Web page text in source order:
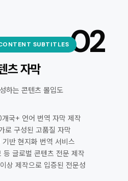
02
SUBTITLES
츠 자막
하는 콘텐츠 몰입도
국+ 언어 번역 자막 제작
로 구성된 고품질 자막
기반 현지화 번역 서비스
등 글로벌 콘텐츠 전문 제작
상 제작으로 입증된 전문성